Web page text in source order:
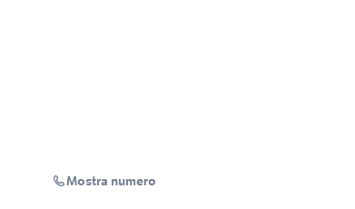
Mostra numero